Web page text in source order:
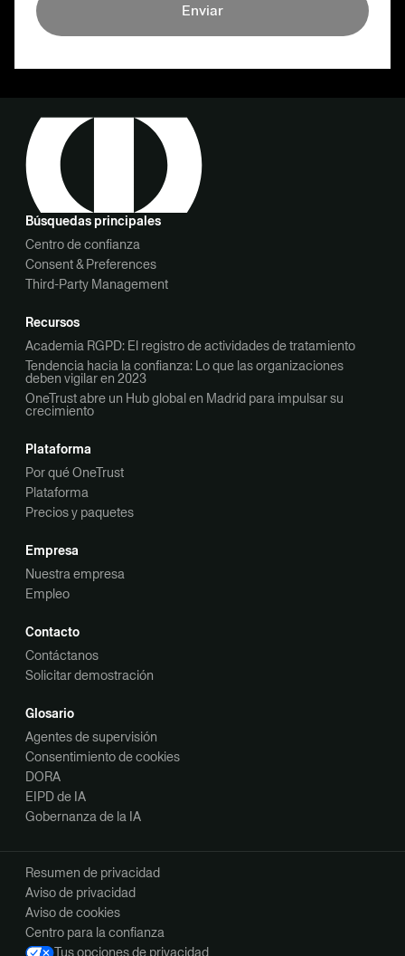
Enviar
Búsquedas principales
Centro de confianza
Consent & Preferences
Third-Party Management
Recursos
Academia RGPD: El registro de actividades de tratamiento
Tendencia hacia la confianza: Lo que las organizaciones
deben vigilar en 2023
OneTrust abre un Hub global en Madrid para impulsar su
crecimiento
Plataforma
Por qué OneTrust
Plataforma
Precios y paquetes
Empresa
Nuestra empresa
Empleo
Contacto
Contáctanos
Solicitar demostración
Glosario
Agentes de supervisión
Consentimiento de cookies
DORA
EIPD de IA
Gobernanza de la IA
Resumen de privacidad
Aviso de privacidad
Aviso de cookies
Centro para la confianza
Tus opciones de privacidad